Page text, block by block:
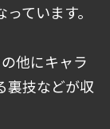
ています。
他にキャラ
裏技などが収